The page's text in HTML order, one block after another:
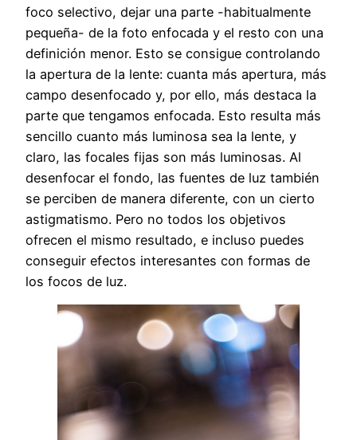
foco selectivo, dejar una parte -habitualmente
pequeña- de la foto enfocada y el resto con una
definición menor. Esto se consigue controlando
la apertura de la lente: cuanta más apertura, más
campo desenfocado y, por ello, más destaca la
parte que tengamos enfocada. Esto resulta más
sencillo cuanto más luminosa sea la lente, y
claro, las focales fijas son más luminosas. Al
desenfocar el fondo, las fuentes de luz también
se perciben de manera diferente, con un cierto
astigmatismo. Pero no todos los objetivos
ofrecen el mismo resultado, e incluso puedes
conseguir efectos interesantes con formas de
los focos de luz.